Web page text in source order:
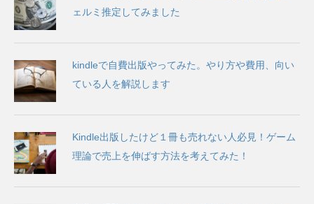
ェルミ推定してみました
kindleで自費出版やってみた。やり方や費用、向い
ている人を解説します
Kindle出版したけど１冊も売れない人必見！ゲーム
理論で売上を伸ばす方法を考えてみた！